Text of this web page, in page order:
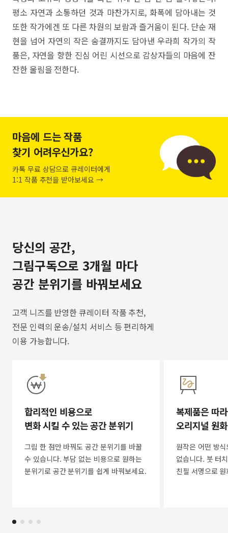
평소 자연과 소통하던 것과 마찬가지로, 화폭에 담아내는 것
또한 작가에겐 또 다른 차원의 보람과 즐거움이 된다. 단순 재
현을 넘어 자연의 작은 숨결까지도 담아낸 우라희 작가의 작
품은, 자연을 향한 진심 어린 시선으로 감상자들의 마음에 잔
잔한 울림을 전한다.
마음에 드는 작품
찾기 어려우신가요?
카톡 무료 상담으로 큐레이터에게
1:1 작품 추천을 받아보세요 →
당신의 공간,
그림구독으로 3개월 마다
공간 분위기를 바꿔보세요
고객 니즈를 반영한 큐레이터 작품 추천,
전문 인력의 운송/설치 서비스 등 편리하게
이용 가능합니다.
합리적인 비용으로
변화 시킬 수 있는 공간 분위기
그림 한 점만 바꿔도 공간 분위기를 바꿀
수 있습니다. 부담 없는 비용으로 원하는
분위기로 공간 분위기를 쉽게 바꿔보세요.
복제품은 따
오리지널 원
원작은 어떤 방
없습니다. 붓 터
친필 서명으로